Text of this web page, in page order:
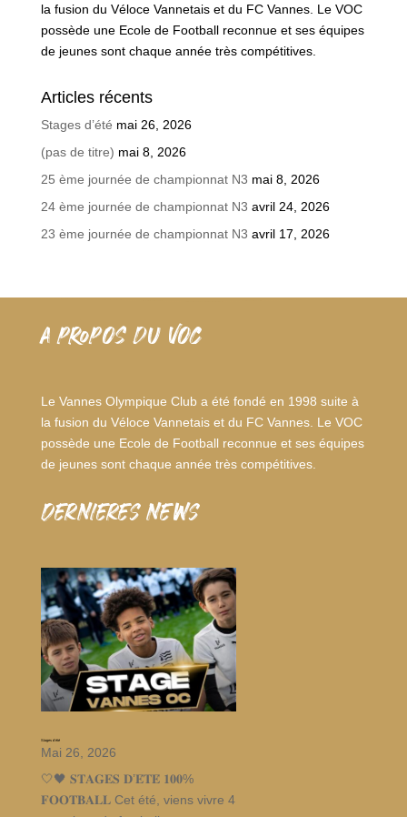
la fusion du Véloce Vannetais et du FC Vannes. Le VOC
possède une Ecole de Football reconnue et ses équipes
de jeunes sont chaque année très compétitives.
Articles récents
Stages d’été mai 26, 2026
(pas de titre) mai 8, 2026
25 ème journée de championnat N3 mai 8, 2026
24 ème journée de championnat N3 avril 24, 2026
23 ème journée de championnat N3 avril 17, 2026
A PROPOS DU VOC
Le Vannes Olympique Club a été fondé en 1998 suite à
la fusion du Véloce Vannetais et du FC Vannes. Le VOC
possède une Ecole de Football reconnue et ses équipes
de jeunes sont chaque année très compétitives.
dernieres news
Stages d’été
Mai 26, 2026
🤍🖤 𝐒𝐓𝐀𝐆𝐄𝐒 𝐃’𝐄́𝐓𝐄́ 𝟏𝟎𝟎%
𝐅𝐎𝐎𝐓𝐁𝐀𝐋𝐋 Cet été, viens vivre 4